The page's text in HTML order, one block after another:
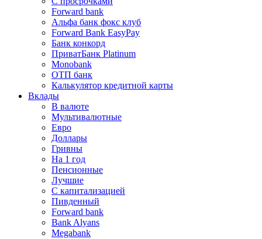
Forward bank
Альфа банк фокс клуб
Forward Bank EasyPay
Банк конкорд
ПриватБанк Platinum
Monobank
ОТП банк
Калькулятор кредитной карты
Вклады
В валюте
Мультивалютные
Евро
Доллары
Гривны
На 1 год
Пенсионные
Лучшие
С капитализацией
Пивденный
Forward bank
Bank Alyans
Megabank